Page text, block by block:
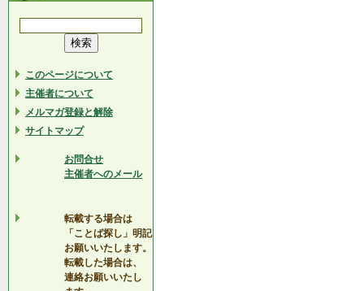
このページについて
主催者について
メルマガ登録と解除
サイトマップ
お問合せ
主催者へのメール
転載する場合は
「ことば探し」明記
お願いいたします。
転載した場合は、
連絡お願いいたし